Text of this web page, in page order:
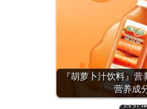
『胡萝卜汁饮料』
营养成
『羊
肝』
养价
| 每
100g
营养